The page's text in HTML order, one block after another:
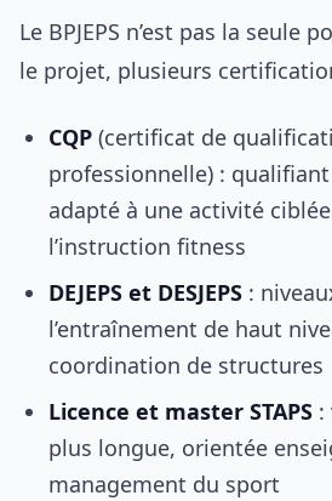
Le BPJEPS n’est pas la seule
le projet, plusieurs
CQP (certificat de
professionnelle) :
adapté à une activité
l’instruction fitness
DEJEPS et DESJEPS :
l’entraînement de haut
coordination de structures
Licence et master STAPS :
plus longue, orientée
management du sport